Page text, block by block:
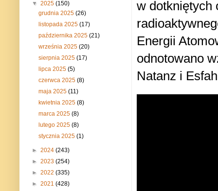
w dotkniętych
Energii
odnotowano
Natanz i
▼ 2025 (150)
grudnia 2025(26)
listopada 2025(17)
października 2025(21)
września 2025(20)
sierpnia 2025(17)
lipca 2025(5)
czerwca 2025(8)
maja 2025(11)
kwietnia 2025(8)
marca 2025(8)
lutego 2025(8)
stycznia 2025(1)
► 2024 (243)
► 2023 (254)
► 2022 (335)
► 2021 (428)